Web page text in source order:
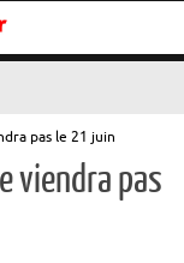
pas le 21 juin
viendra pas